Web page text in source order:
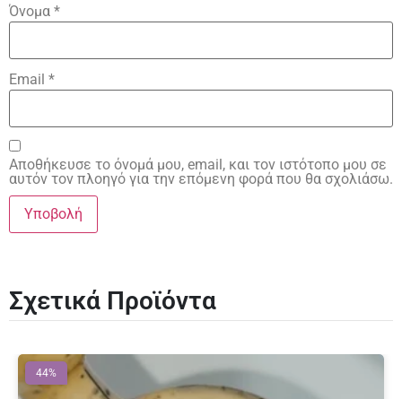
Όνομα *
Email *
Αποθήκευσε το όνομά μου, email, και τον ιστότοπο μου σε
αυτόν τον πλοηγό για την επόμενη φορά που θα σχολιάσω.
Σχετικά Προϊόντα
44%